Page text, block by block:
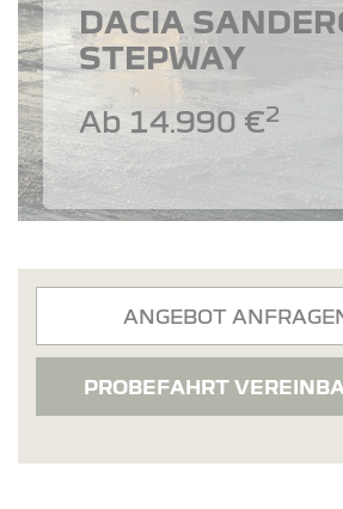
DACIA
STEPWAY
Ab 14.990 €2
ANGEBOT
PROBEFAHRT